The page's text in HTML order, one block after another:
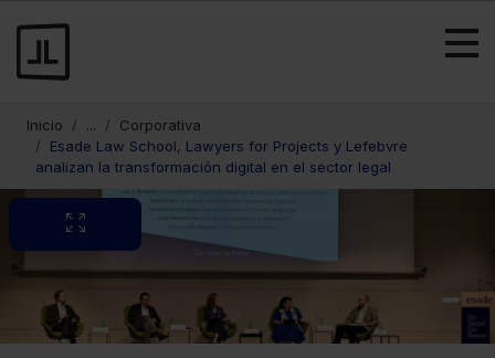
Inicio ...
Corporativa
Esade Law School, Lawyers for Projects y Lefebvre
analizan la transformación digital en el sector legal